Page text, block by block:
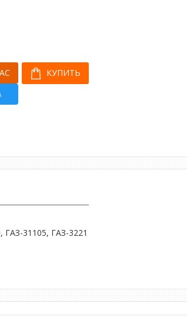
КУПИТЬ
31105, ГАЗ-3221